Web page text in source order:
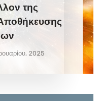
της
2025